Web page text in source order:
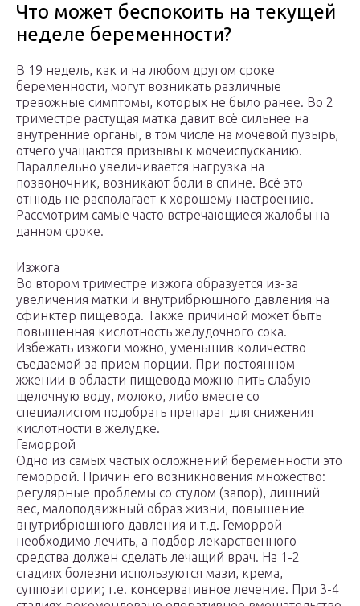
Что может беспокоить на текущей
неделе беременности?
В 19 недель, как и на любом другом сроке
беременности, могут возникать различные
тревожные симптомы, которых не было ранее. Во 2
триместре растущая матка давит всё сильнее на
внутренние органы, в том числе на мочевой пузырь,
отчего учащаются призывы к мочеиспусканию.
Параллельно увеличивается нагрузка на
позвоночник, возникают боли в спине. Всё это
отнюдь не располагает к хорошему настроению.
Рассмотрим самые часто встречающиеся жалобы на
данном сроке.
Изжога
Во втором триместре изжога образуется из-за
увеличения матки и внутрибрюшного давления на
сфинктер пищевода. Также причиной может быть
повышенная кислотность желудочного сока.
Избежать изжоги можно, уменьшив количество
съедаемой за прием порции. При постоянном
жжении в области пищевода можно пить слабую
щелочную воду, молоко, либо вместе со
специалистом подобрать препарат для снижения
кислотности в желудке.
Геморрой
Одно из самых частых осложнений беременности это
геморрой. Причин его возникновения множество:
регулярные проблемы со стулом (запор), лишний
вес, малоподвижный образ жизни, повышение
внутрибрюшного давления и т.д. Геморрой
необходимо лечить, а подбор лекарственного
средства должен сделать лечащий врач. На 1-2
стадиях болезни используются мази, крема,
суппозитории; т.е. консервативное лечение. При 3-4